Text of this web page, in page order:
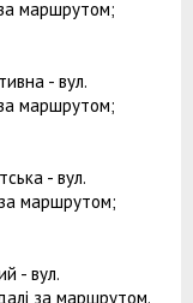
за маршрутом;
- вул.
за маршрутом;
- вул.
маршрутом;
- вул.
за маршрутом.